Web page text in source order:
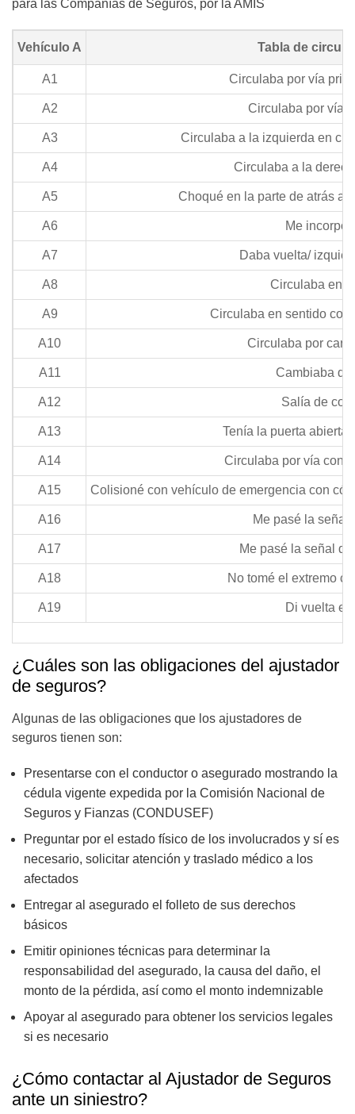
para las Compañías de Seguros, por la AMIS
Vehículo A Tabla de
A1 Circulaba por vía
A2 Circulaba por vía
A3 Circulaba a la izquierda en
A4 Circulaba a la
A5 Choqué en la parte de atrás al
A6 Me
A7 Daba vuelta/
A8 Circulaba en
A9 Circulaba en sentido
A10 Circulaba por
A11 Cambiaba de
A12 Salía de
A13 Tenía la puerta
A14 Circulaba por vía con
A15 Colisioné con vehículo de emergencia con
A16 Me pasé la señal
A17 Me pasé la señal
A18 No tomé el extremo
A19 Di vuelta en
¿Cuáles son las obligaciones del ajustador
de seguros?
Algunas de las obligaciones que los ajustadores de
seguros tienen son:
Presentarse con el conductor o asegurado mostrando la
cédula vigente expedida por la Comisión Nacional de
Seguros y Fianzas (CONDUSEF)
Preguntar por el estado físico de los involucrados y sí es
necesario, solicitar atención y traslado médico a los
afectados
Entregar al asegurado el folleto de sus derechos
básicos
Emitir opiniones técnicas para determinar la
responsabilidad del asegurado, la causa del daño, el
monto de la pérdida, así como el monto indemnizable
Apoyar al asegurado para obtener los servicios legales
si es necesario
¿Cómo contactar al Ajustador de Seguros
ante un siniestro?